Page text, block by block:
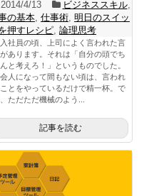
2014/4/13 ビジネススキル,
の基本, 仕事術, 明日のスイッ
押すレシピ, 論理思考
社員の頃、上司によく言われた言
あります。それは「自分の頭でち
と考えろ！」というものでした。
人になって間もない頃は、言われ
とをやっているだけで精一杯。で
ただただ機械のよう...
記事を読む